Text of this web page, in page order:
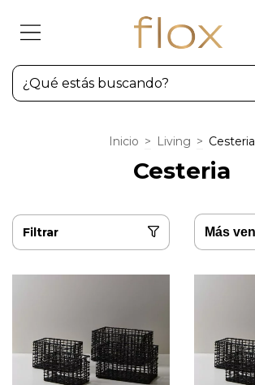
Inicio > Living > Cesteria
Cesteria
Filtrar